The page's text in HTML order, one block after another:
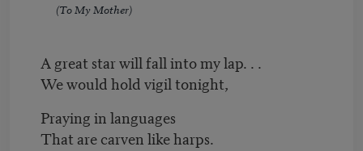
(To My Mother)
A great star will fall into my lap. . .
We would hold vigil tonight,
Praying in languages
That are carven like harps.